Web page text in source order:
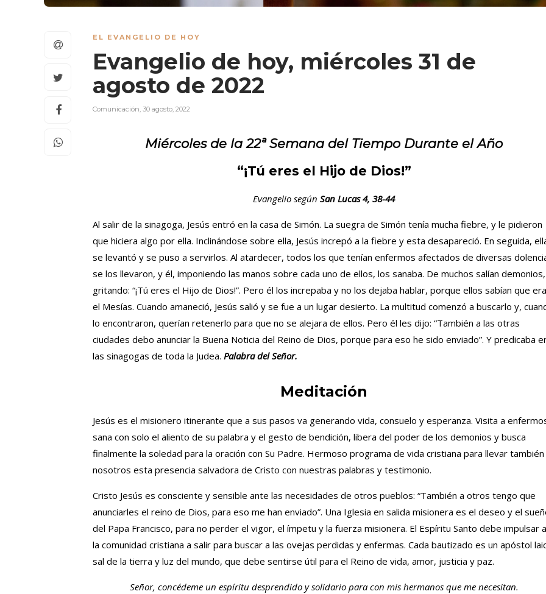
EL EVANGELIO DE HOY
Evangelio de hoy, miércoles 31 de
agosto de 2022
Comunicación, 30 agosto, 2022
Miércolesde la 22ª Semana del Tiempo Durante el Año
“¡Tú eres el Hijo de Dios!”
Evangelio según San Lucas 4, 38-44
Al salir de la sinagoga, Jesús entró en la casa de Simón. La suegra de Simón tenía mucha fiebre, y le pidieron
que hiciera algo por ella. Inclinándose sobre ella, Jesús increpó a la fiebre y esta desapareció. En seguida,
se levantó y se puso a servirlos. Al atardecer, todos los que tenían enfermos afectados de diversas
se los llevaron, y él, imponiendo las manos sobre cada uno de ellos, los sanaba. De muchos salían demonios,
gritando: “¡Tú eres el Hijo de Dios!”. Pero él los increpaba y no los dejaba hablar, porque ellos sabían que era
el Mesías. Cuando amaneció, Jesús salió y se fue a un lugar desierto. La multitud comenzó a buscarlo y,
lo encontraron, querían retenerlo para que no se alejara de ellos. Pero él les dijo: “También a las otras
ciudades debo anunciar la Buena Noticia del Reino de Dios, porque para eso he sido enviado”. Y predicaba
las sinagogas de toda la Judea. Palabra del Señor.
Meditación
Jesús es el misionero itinerante que a sus pasos va generando vida, consuelo y esperanza. Visita a
sana con solo el aliento de su palabra y el gesto de bendición, libera del poder de los demonios y busca
finalmente la soledad para la oración con Su Padre. Hermoso programa de vida cristiana para llevar también
nosotros esta presencia salvadora de Cristo con nuestras palabras y testimonio.
Cristo Jesús es consciente y sensible ante las necesidades de otros pueblos: “También a otros tengo que
anunciarles el reino de Dios, para eso me han enviado”. Una Iglesia en salida misionera es el deseo y el
del Papa Francisco, para no perder el vigor, el ímpetu y la fuerza misionera. El Espíritu Santo debe impulsar a
la comunidad cristiana a salir para buscar a las ovejas perdidas y enfermas. Cada bautizado es un apóstol
sal de la tierra y luz del mundo, que debe sentirse útil para el Reino de vida, amor, justicia y paz.
Señor, concédeme un espíritu desprendido y solidario para con mis hermanos que me necesitan.